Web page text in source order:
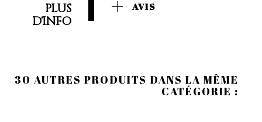
PLUS
D'INFO
AVIS
30 AUTRES PRODUITS DANS LA MÊME
CATÉGORIE :